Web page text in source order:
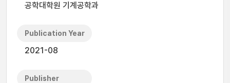
공학대학원 기계공학과
Publication Year
2021-08
Publisher